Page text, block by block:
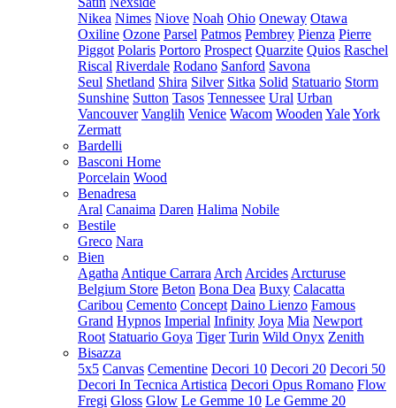
Nikea Nimes Niove Noah Ohio Oneway Otawa
Oxiline Ozone Parsel Patmos Pembrey Pienza Pierre
Piggot Polaris Portoro Prospect Quarzite Quios Raschel
Riscal Riverdale Rodano Sanford Savona
Seul Shetland Shira Silver Sitka Solid Statuario Storm
Sunshine Sutton Tasos Tennessee Ural Urban
Vancouver Vanglih Venice Wacom Wooden YaleYork
Zermatt
Bardelli
Basconi Home
Porcelain Wood
Benadresa
Aral Canaima Daren Halima Nobile
Bestile
Greco Nara
Bien
Agatha Antique Carrara Arch Arcides Arcturuse
Belgium Store Beton Bona Dea Buxy Calacatta
Caribou Cemento Concept Daino Lienzo Famous
Grand Hypnos Imperial Infinity Joya Mia Newport
Root Statuario Goya Tiger Turin Wild Onyx Zenith
Bisazza
5x5 Canvas Cementine Decori 10 Decori 20 Decori 50
Decori In Tecnica Artistica Decori Opus Romano Flow
Fregi Gloss Glow Le Gemme 10 Le Gemme 20